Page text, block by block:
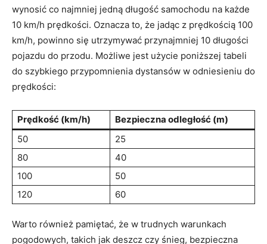
wynosić co najmniej jedną​ długość samochodu ​na każde⁢
10 km/h prędkości. Oznacza to, ​że jadąc z prędkością 100
km/h, powinno się ⁣utrzymywać ⁣przynajmniej‍ 10 długości
⁢pojazdu do przodu. Możliwe jest użycie poniższej ⁣tabeli
do ⁤szybkiego przypomnienia dystansów​ w⁣ odniesieniu do
prędkości:
Prędkość (km/h)
Bezpieczna odległość (m)
50
25
80
40
100
50
120
60
Warto również⁤ pamiętać, ⁢że ​w‌ trudnych warunkach
pogodowych, takich jak ‍deszcz czy śnieg, bezpieczna